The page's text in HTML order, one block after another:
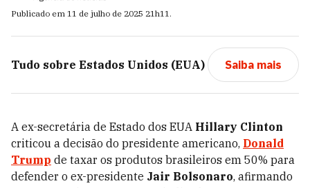
Publicado em 11 de julho de 2025 21h11.
Tudo sobre Estados Unidos (EUA) Saiba mais
A ex-secretária de Estado dos EUA Hillary Clinton
criticou a decisão do presidente americano, Donald
Trump de taxar os produtos brasileiros em 50% para
defender o ex-presidente Jair Bolsonaro, afirmando